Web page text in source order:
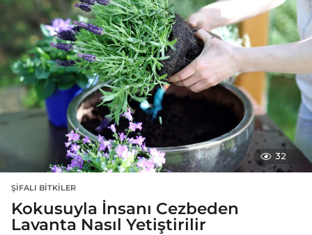
32
ŞIFALI BITKILER
Kokusuyla İnsanı Cezbeden
Lavanta Nasıl Yetiştirilir